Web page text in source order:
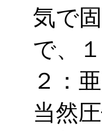
気で
で、
２：
当然